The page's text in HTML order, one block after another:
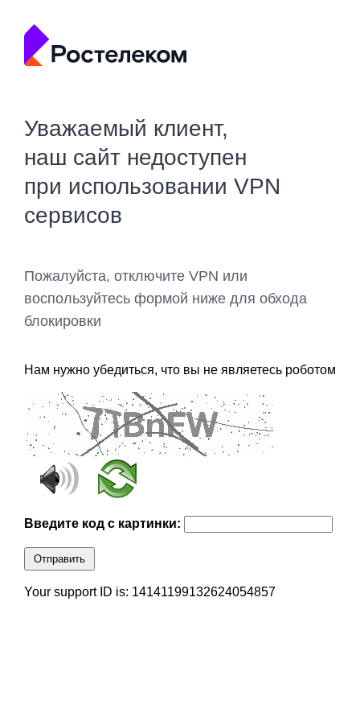
Уважаемый клиент,
наш сайт недоступен
при использовании VPN
сервисов
Пожалуйста, отключите VPN или
воспользуйтесь формой ниже для обхода
блокировки
Нам нужно убедиться, что вы не являетесь роботом
Введите код с картинки:
Отправить
Your support ID is: 14141199132624054857